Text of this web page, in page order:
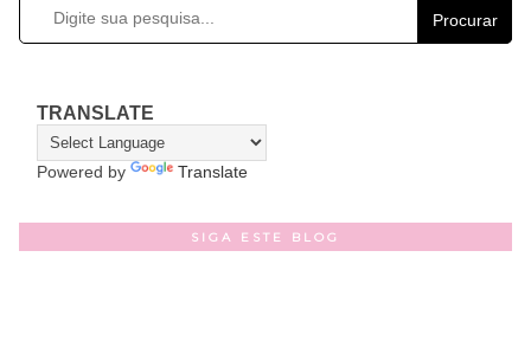
Procurar
TRANSLATE
Powered by Translate
SIGA ESTE BLOG